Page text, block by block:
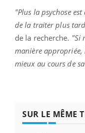
"Plus la psychose
de la traiter plus
de la recherche. "Si
manière
mieux au cours de
SUR LE MÊME